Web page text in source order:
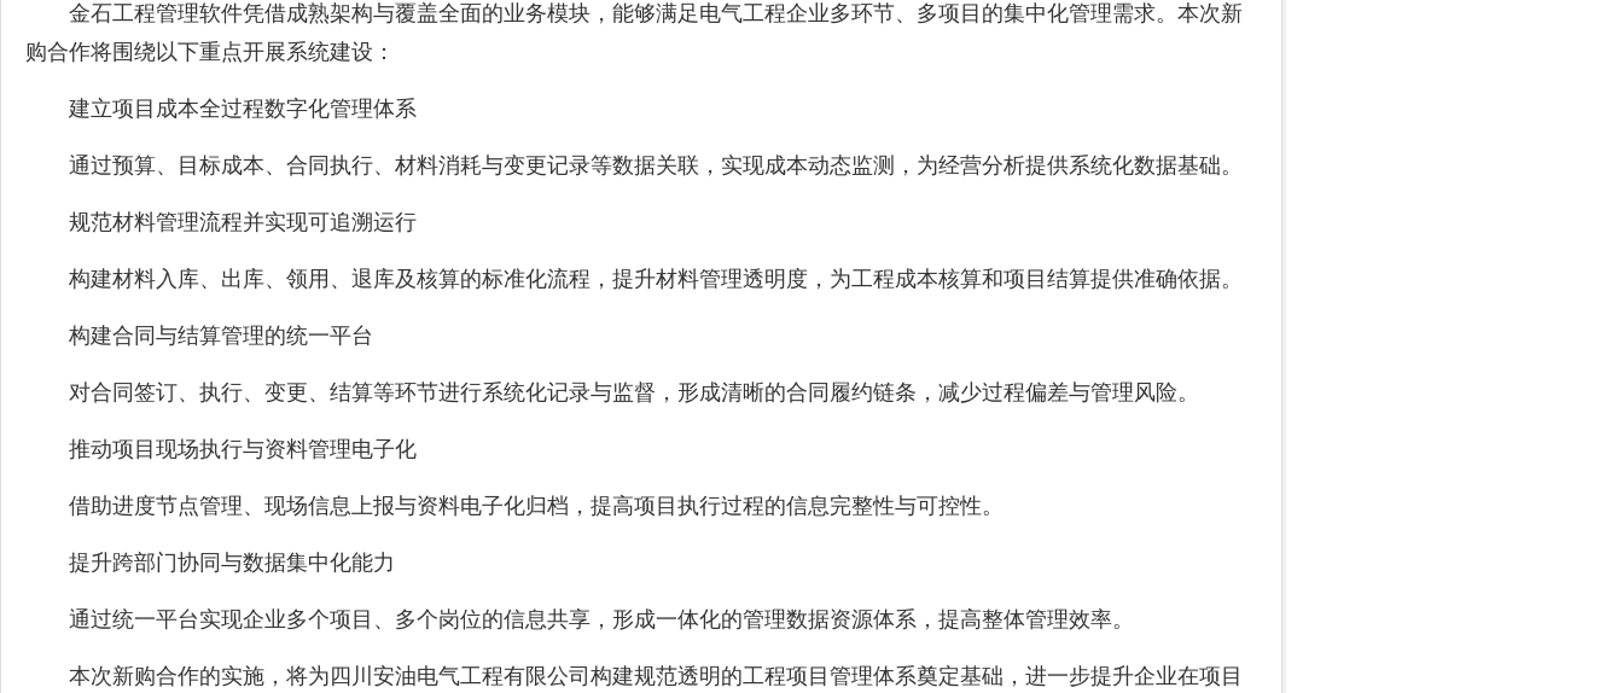
金石工程管理软件凭借成熟架构与覆盖全面的业务模块，能够满足电气工程企业多环节、多项目的集中化管理需求。本次新
购合作将围绕以下重点开展系统建设：
建立项目成本全过程数字化管理体系
通过预算、目标成本、合同执行、材料消耗与变更记录等数据关联，实现成本动态监测，为经营分析提供系统化数据基础。
规范材料管理流程并实现可追溯运行
构建材料入库、出库、领用、退库及核算的标准化流程，提升材料管理透明度，为工程成本核算和项目结算提供准确依据。
构建合同与结算管理的统一平台
对合同签订、执行、变更、结算等环节进行系统化记录与监督，形成清晰的合同履约链条，减少过程偏差与管理风险。
推动项目现场执行与资料管理电子化
借助进度节点管理、现场信息上报与资料电子化归档，提高项目执行过程的信息完整性与可控性。
提升跨部门协同与数据集中化能力
通过统一平台实现企业多个项目、多个岗位的信息共享，形成一体化的管理数据资源体系，提高整体管理效率。
本次新购合作的实施，将为四川安油电气工程有限公司构建规范透明的工程项目管理体系奠定基础，进一步提升企业在项目